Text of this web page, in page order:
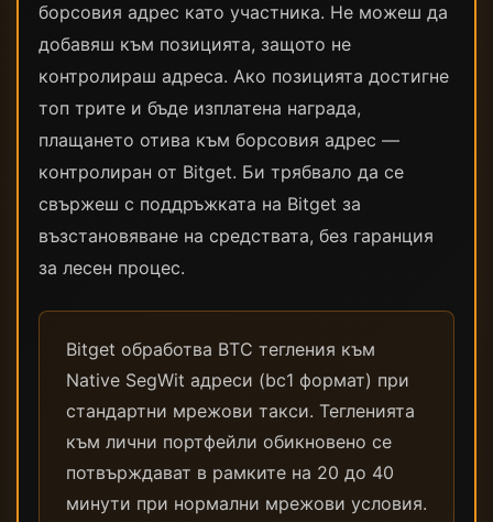
борсовия адрес като участника. Не можеш да
добавяш към позицията, защото не
контролираш адреса. Ако позицията достигне
топ трите и бъде изплатена награда,
плащането отива към борсовия адрес —
контролиран от Bitget. Би трябвало да се
свържеш с поддръжката на Bitget за
възстановяване на средствата, без гаранция
за лесен процес.
Bitget обработва BTC тегления към
Native SegWit адреси (bc1 формат) при
стандартни мрежови такси. Тегленията
към лични портфейли обикновено се
потвърждават в рамките на 20 до 40
минути при нормални мрежови условия.